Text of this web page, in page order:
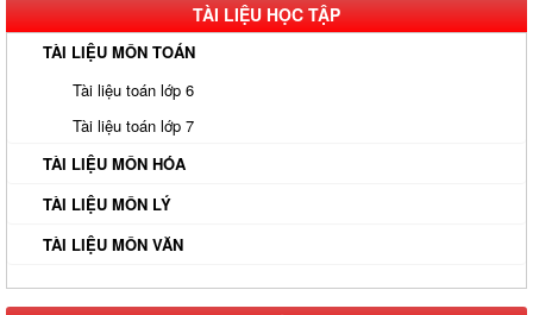
TÀI LIỆU HỌC TẬP
TÀI LIỆU MÔN TOÁN
Tài liệu toán lớp 6
Tài liệu toán lớp 7
TÀI LIỆU MÔN HÓA
TÀI LIỆU MÔN LÝ
TÀI LIỆU MÔN VĂN
Kinh Nghiệm Đi Gia Sư Cho Sinh Viên: Hướng Dẫn Chi Tiết Từ A-
Z Cho Người Mới
Công Lập
Gia Sư Online Tại HCM Chất Lượng Cao – Giải Pháp Học Hiệu
Quả Ngay Tại Nhà
Gia Sư Tiếng Nhật Cho Người Đi Làm - Lộ Trình Linh Hoạt, Hiệu
Trong 2-4 Tháng